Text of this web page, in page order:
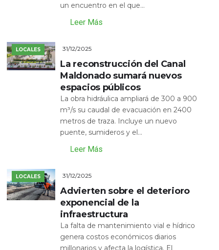
un encuentro en el que...
Leer Más
LOCALES 31/12/2025
La reconstrucción del Canal
Maldonado sumará nuevos
espacios públicos
La obra hidráulica ampliará de 300 a 900
m³/s su caudal de evacuación en 2400
metros de traza. Incluye un nuevo
puente, sumideros y el...
Leer Más
LOCALES 31/12/2025
Advierten sobre el deterioro
exponencial de la
infraestructura
La falta de mantenimiento vial e hídrico
genera costos económicos diarios
millonarios y afecta la logística. El